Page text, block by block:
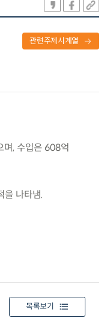
관련주제시계열
며, 수입은 608억
을 나타냄.
목록보기